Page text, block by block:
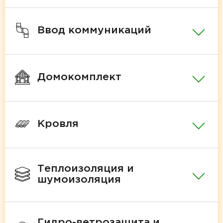
Ввод коммуникаций
Домокомплект
Кровля
Теплоизоляция и
шумоизоляция